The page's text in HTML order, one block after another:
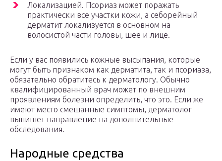
Локализацией. Псориаз может поражать
практически все участки кожи, а себорейный
дерматит локализуется в основном на
волосистой части головы, шее и лице.
Если у вас появились кожные высыпания, которые
могут быть признаком как дерматита, так и псориаза,
обязательно обратитесь к дерматологу. Обычно
квалифицированный врач может по внешним
проявлениям болезни определить, что это. Если же
имеют место смешанные симптомы, дерматолог
выпишет направление на дополнительные
обследования.
Народные средства